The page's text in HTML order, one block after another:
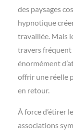
des paysages
hypnotique
travaillée. Mais
travers fréquent
énormément
offrir une réelle
en retour.
À force d’étirer
associations